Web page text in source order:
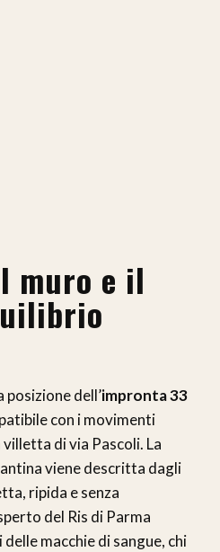
muro e il
posizione dell’impronta 33
con i movimenti
di via Pascoli. La
viene descritta dagli
ripida e senza
del Ris di Parma
macchie di sangue, chi